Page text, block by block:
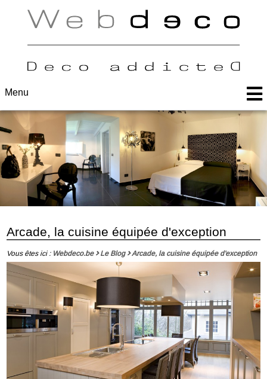
Menu
Arcade, la cuisine équipée d'exception
Vous êtes ici : Webdeco.be Le Blog Arcade, la cuisine équipée d'exception